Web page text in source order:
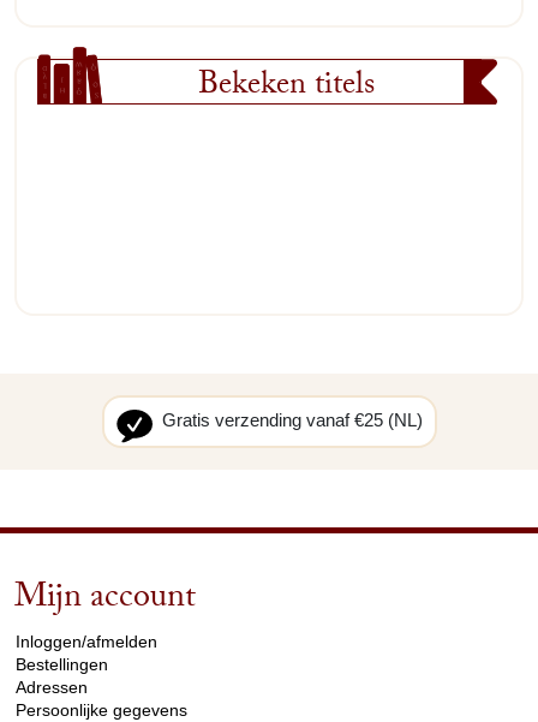
Bekeken titels
Gratis verzending vanaf €25 (NL)
Mijn account
Inloggen/afmelden
Bestellingen
Adressen
Persoonlijke gegevens